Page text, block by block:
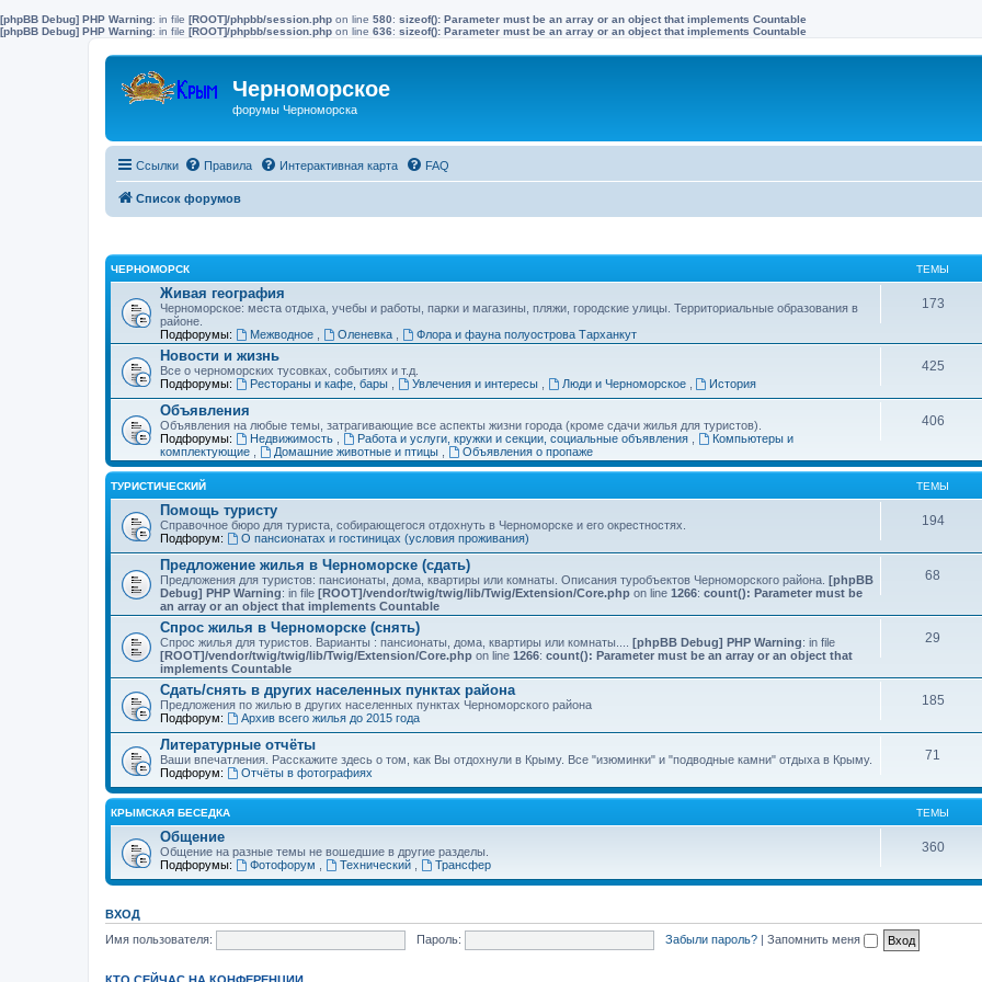
[phpBB Debug] PHP Warning: in file [ROOT]/phpbb/session.php on line 580: sizeof(): Parameter must be an array or an object that implements Countable
[phpBB Debug] PHP Warning: in file [ROOT]/phpbb/session.php on line 636: sizeof(): Parameter must be an array or an object that implements Countable
Черноморское
форумы Черноморска
Ссылки Правила Интерактивная карта FAQ
Список форумов
ЧЕРНОМОРСК ТЕМЫ
Живая география
Черноморское: места отдыха, учебы и работы, парки и магазины, пляжи, городские улицы. Территориальные образования в
районе.
Подфорумы:
Межводное Оленевка Флора и фауна полуострова Тарханкут
173
Новости и жизнь
Все о черноморских тусовках, событиях и т.д.
Подфорумы:
Рестораны и кафе, бары Увлечения и интересы Люди и Черноморское История
425
Объявления
Объявления на любые темы, затрагивающие все аспекты жизни города (кроме сдачи жилья для туристов).
Подфорумы:
Недвижимость Работа и услуги, кружки и секции, социальные объявления
Компьютеры и
комплектующие
Домашние животные и птицы Объявления о пропаже
406
ТУРИСТИЧЕСКИЙ ТЕМЫ
Помощь туристу
Справочное бюро для туриста, собирающегося отдохнуть в Черноморске и его окрестностях.
Подфорум:
О пансионатах и гостиницах (условия проживания)
194
Предложение жилья в Черноморске (сдать)
Предложения для туристов: пансионаты, дома, квартиры или комнаты. Описания туробъектов Черноморского района. [phpBB
Debug] PHP Warning: in file [ROOT]/vendor/twig/twig/lib/Twig/Extension/Core.php on line 1266: count(): Parameter must be
an array or an object that implements Countable
68
Спрос жилья в Черноморске (снять)
Спрос жилья для туристов. Варианты : пансионаты, дома, квартиры или комнаты.... [phpBB Debug] PHP Warning: in file
[ROOT]/vendor/twig/twig/lib/Twig/Extension/Core.php on line 1266: count(): Parameter must be an array or an object that
implements Countable
29
Сдать/снять в других населенных пунктах района
Предложения по жилью в других населенных пунктах Черноморского района
Подфорум:
Архив всего жилья до 2015 года
185
Литературные отчёты
Ваши впечатления. Расскажите здесь о том, как Вы отдохнули в Крыму. Все "изюминки" и "подводные камни" отдыха в Крыму.
Подфорум:
Отчёты в фотографиях
71
КРЫМСКАЯ БЕСЕДКА ТЕМЫ
Общение
Общение на разные темы не вошедшие в другие разделы.
Подфорумы:
Фотофорум Технический Трансфер
360
ВХОД
Имя пользователя:
Пароль: Забыли пароль? | Запомнить меня